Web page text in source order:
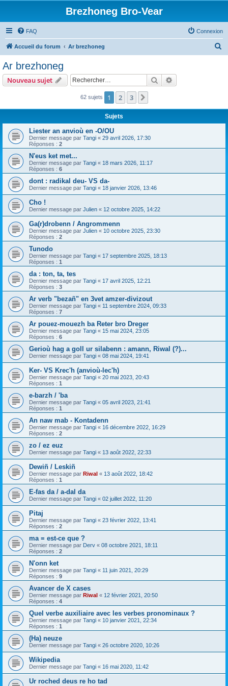
Brezhoneg Bro-Vear
FAQ Connexion
Accueil du forum Ar brezhoneg
Ar brezhoneg
Nouveau sujet Rechercher
62 sujets 1 2 3
Sujets
Liester an anvioù en -O/OU
Dernier message par Tangi « 29 avril 2026, 17:30
Réponses : 2
N'eus ket met...
Dernier message par Tangi « 18 mars 2026, 11:17
Réponses : 6
dont : radikal deu- VS da-
Dernier message par Tangi « 18 janvier 2026, 13:46
Cho !
Dernier message par Julien « 12 octobre 2025, 14:22
Ga(r)drobenn / Angrommenn
Dernier message par Julien « 10 octobre 2025, 23:30
Réponses : 2
Tunodo
Dernier message par Tangi « 17 septembre 2025, 18:13
Réponses : 1
da : ton, ta, tes
Dernier message par Tangi « 17 avril 2025, 12:21
Réponses : 3
Ar verb "bezañ" en 3vet amzer-divizout
Dernier message par Tangi « 11 septembre 2024, 09:33
Réponses : 7
Ar pouez-mouezh ba Reter bro Dreger
Dernier message par Tangi « 15 mai 2024, 23:05
Réponses : 6
Gerioù hag a goll ur silabenn : amann, Riwal (?)...
Dernier message par Tangi « 08 mai 2024, 19:41
Ker- VS Krec'h (anvioù-lec'h)
Dernier message par Tangi « 20 mai 2023, 20:43
Réponses : 1
e-barzh / 'ba
Dernier message par Tangi « 05 avril 2023, 21:41
Réponses : 1
An naw mab - Kontadenn
Dernier message par Tangi « 16 décembre 2022, 16:29
Réponses : 2
zo / ez euz
Dernier message par Tangi « 13 août 2022, 22:33
Dewiñ / Leskiñ
Dernier message par Riwal « 13 août 2022, 18:42
Réponses : 1
E-fas da / a-dal da
Dernier message par Tangi « 02 juillet 2022, 11:20
Pitaj
Dernier message par Tangi « 23 février 2022, 13:41
Réponses : 2
ma = est-ce que ?
Dernier message par Derv « 08 octobre 2021, 18:11
Réponses : 2
N'onn ket
Dernier message par Tangi « 11 juin 2021, 20:29
Réponses : 9
Avancer de X cases
Dernier message par Riwal « 12 février 2021, 20:50
Réponses : 4
Quel verbe auxiliaire avec les verbes pronominaux ?
Dernier message par Tangi « 10 janvier 2021, 22:34
Réponses : 1
(Ha) neuze
Dernier message par Tangi « 26 octobre 2020, 10:26
Wikipedia
Dernier message par Tangi « 16 mai 2020, 11:42
Ur roched deus re ho tad